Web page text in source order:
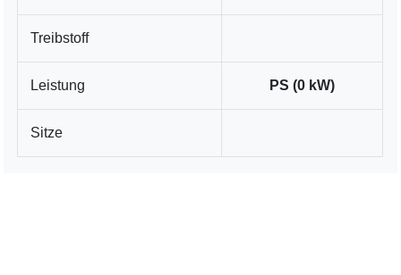
Treibstoff
Leistung PS (0 kW)
Sitze